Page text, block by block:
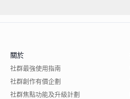
關於
社群最強使用指南
社群創作有價企劃
社群焦點功能及升級計劃